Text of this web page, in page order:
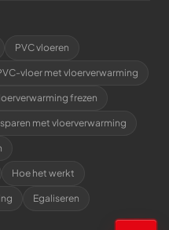
PVC vloeren
vloer met vloerverwarming
frezen
met vloerverwarming
Hoe het werkt
Egaliseren